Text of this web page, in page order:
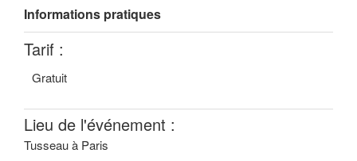
Informations pratiques
Tarif :
Gratuit
Lieu de l'événement :
Tusseau à Paris